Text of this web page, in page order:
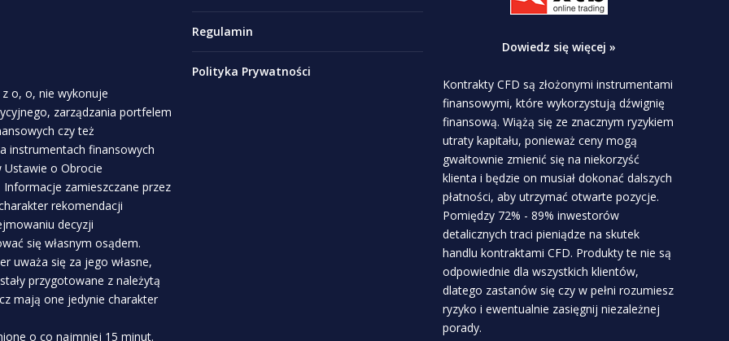
o, o, nie wykonuje
zarządzania portfelem
czy też
instrumentach finansowych
Ustawie o Obrocie
zamieszczane przez
rekomendacji
decyzji
się własnym osądem.
uważa się za jego własne,
przygotowane z należytą
mają one jedynie charakter
o co najmniej 15 minut.
Regulamin
Polityka Prywatności
Dowiedz się więcej »
Kontrakty CFD są złożonymi instrumentami
finansowymi, które wykorzystują dźwignię
finansową. Wiążą się ze znacznym ryzykiem
utraty kapitału, ponieważ ceny mogą
gwałtownie zmienić się na niekorzyść
klienta i będzie on musiał dokonać dalszych
płatności, aby utrzymać otwarte pozycje.
Pomiędzy 72% - 89% inwestorów
detalicznych traci pieniądze na skutek
handlu kontraktami CFD. Produkty te nie są
odpowiednie dla wszystkich klientów,
dlatego zastanów się czy w pełni rozumiesz
ryzyko i ewentualnie zasięgnij niezależnej
porady.